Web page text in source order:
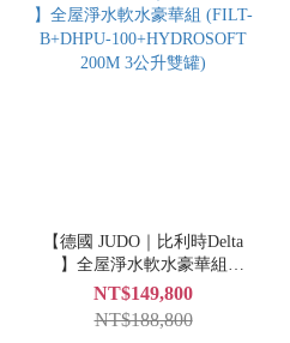
【德國 JUDO｜比利時Delta
】全屋淨水軟水豪華組
(FILT-B+DHPU-
100+HYDROSOFT 200M 3公
升雙罐)
NT$149,800
NT$188,800